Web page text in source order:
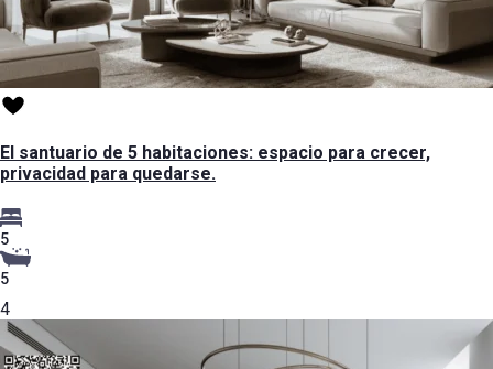
El santuario de 5 habitaciones: espacio para crecer,
privacidad para quedarse.
5
5
4